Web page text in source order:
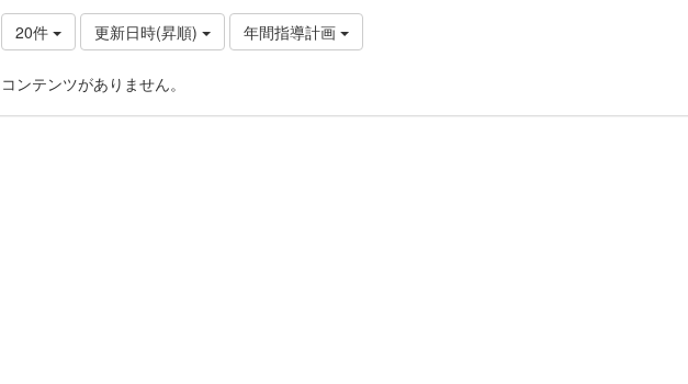
20件 更新日時(昇順) 年間指導計画
コンテンツがありません。